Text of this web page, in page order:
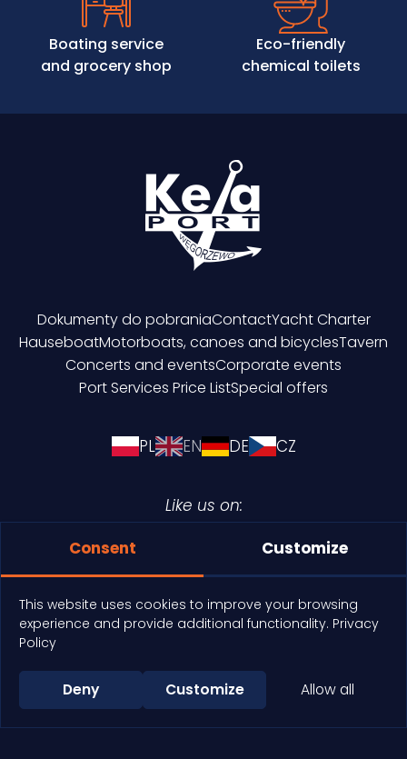
Boating service
and grocery shop
Eco-friendly
chemical toilets
Dokumenty do pobraniaContactYacht Charter
HauseboatMotorboats, canoes and bicyclesTavern
Concerts and eventsCorporate events
Port Services Price ListSpecial offers
PL EN DE CZ
Like us on:
Realization:
+48 603 846 199
Consent Customize
This website uses cookies to improve your browsing
experience and provide additional functionality. Privacy
Policy
Deny Customize Allow all